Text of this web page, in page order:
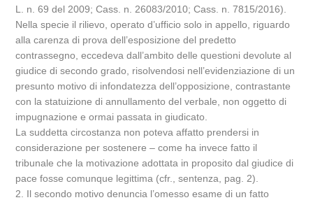
L. n. 69 del 2009; Cass. n. 26083/2010; Cass. n. 7815/2016).
Nella specie il rilievo, operato d’ufficio solo in appello, riguardo
alla carenza di prova dell’esposizione del predetto
contrassegno, eccedeva dall’ambito delle questioni devolute al
giudice di secondo grado, risolvendosi nell’evidenziazione di un
presunto motivo di infondatezza dell’opposizione, contrastante
con la statuizione di annullamento del verbale, non oggetto di
impugnazione e ormai passata in giudicato.
La suddetta circostanza non poteva affatto prendersi in
considerazione per sostenere – come ha invece fatto il
tribunale che la motivazione adottata in proposito dal giudice di
pace fosse comunque legittima (cfr., sentenza, pag. 2).
2. Il secondo motivo denuncia l’omesso esame di un fatto